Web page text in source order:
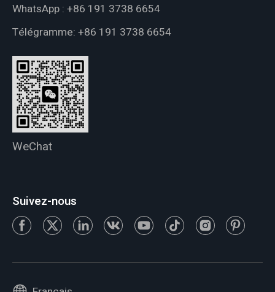
WhatsApp : +86 191 3738 6654
Télégramme: +86 191 3738 6654
WeChat
Suivez-nous